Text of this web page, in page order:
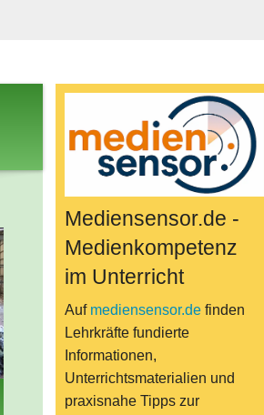
Reisen, Events & Sport
E-Cards
Mediensensor.de -
Medienkompetenz
im Unterricht
Auf mediensensor.definden
Lehrkräfte fundierte
Informationen,
Unterrichtsmaterialien und
praxisnahe Tipps zur